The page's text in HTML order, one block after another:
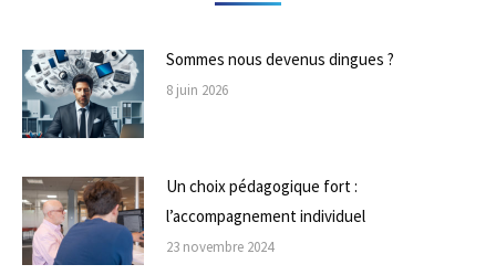
Sommes nous devenus dingues ?
8 juin 2026
Un choix pédagogique fort :
l’accompagnement individuel
23 novembre 2024